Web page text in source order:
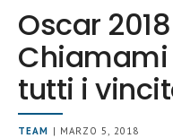
Oscar
Chiamami
tutti i
TEAM | MARZO 5, 2018